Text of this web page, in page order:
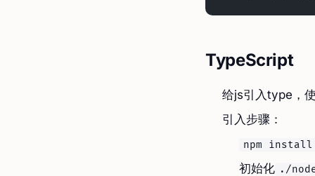
TypeScript
给js引入type，
引入步骤：
npm install
初始化 ./